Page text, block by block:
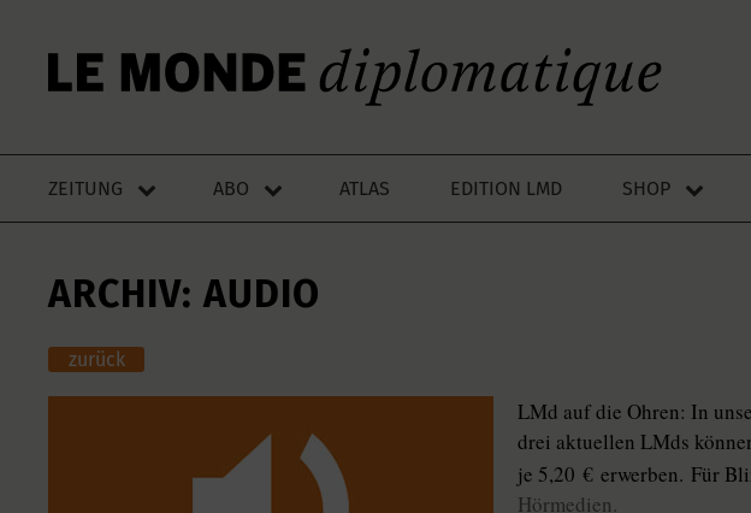
ZEITUNG ABO ATLAS EDITION LMD SHOP
ARCHIV: AUDIO
zurück
LMd auf die Ohren: In
drei aktuellen LMds
je 5,20 € erwerben. Für
Hörmedien.